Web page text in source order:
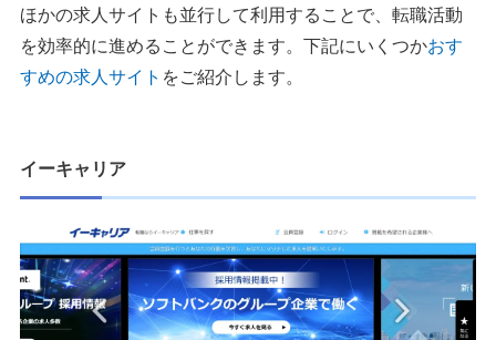
ほかの求人サイトも並行して利用することで、転職活動
を効率的に進めることができます。下記にいくつかおす
すめの求人サイト をご紹介します。
イーキャリア